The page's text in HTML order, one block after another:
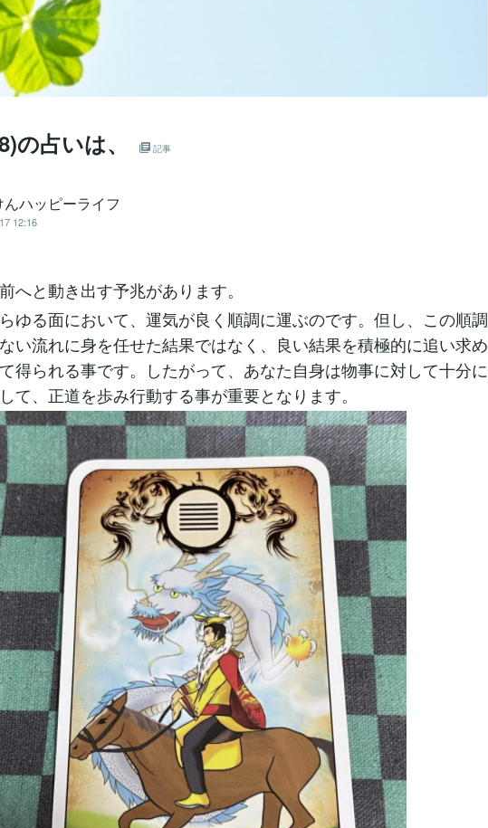
の占いは、 記事
ハッピーライフ
12:16
へと動き出す予兆があります。
ゆる面において、運気が良く順調に運ぶのです。但し、この順調
い流れに身を任せた結果ではなく、良い結果を積極的に追い求め
得られる事です。したがって、あなた自身は物事に対して十分に
て、正道を歩み行動する事が重要となります。